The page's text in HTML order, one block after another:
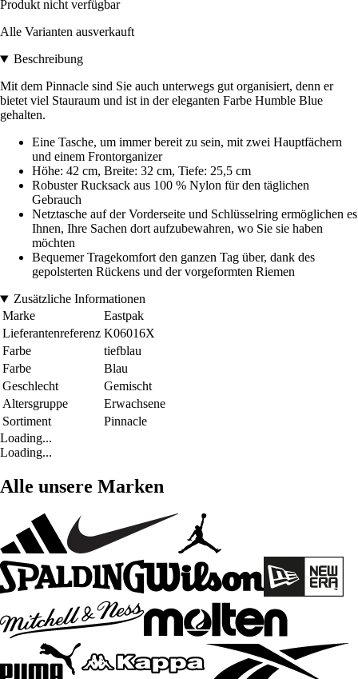
Produkt nicht verfügbar
Alle Varianten ausverkauft
Beschreibung
Mit dem Pinnacle sind Sie auch unterwegs gut organisiert, denn er
bietet viel Stauraum und ist in der eleganten Farbe Humble Blue
gehalten.
Eine Tasche, um immer bereit zu sein, mit zwei Hauptfächern
und einem Frontorganizer
Höhe: 42 cm, Breite: 32 cm, Tiefe: 25,5 cm
Robuster Rucksack aus 100 % Nylon für den täglichen
Gebrauch
Netztasche auf der Vorderseite und Schlüsselring ermöglichen es
Ihnen, Ihre Sachen dort aufzubewahren, wo Sie sie haben
möchten
Bequemer Tragekomfort den ganzen Tag über, dank des
gepolsterten Rückens und der vorgeformten Riemen
Zusätzliche Informationen
Marke
Eastpak
Lieferantenreferenz K06016X
Farbe
tiefblau
Farbe
Blau
Geschlecht
Gemischt
Altersgruppe
Erwachsene
Sortiment
Pinnacle
Loading...
Loading...
Alle unsere Marken